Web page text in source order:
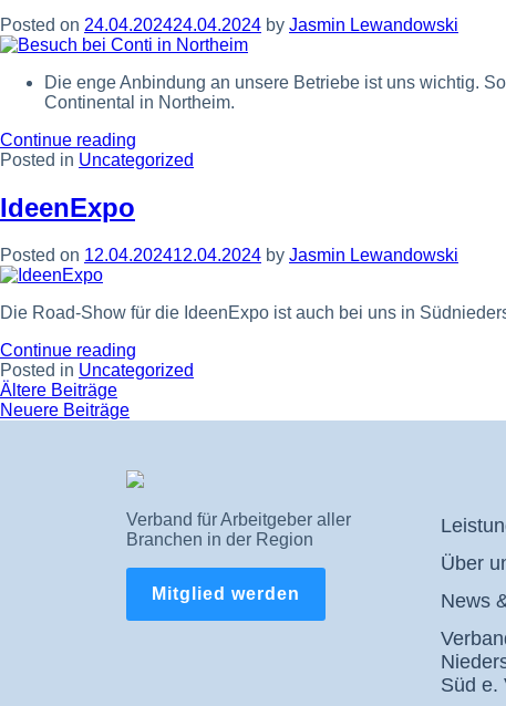
Entrepreneurship
der
Posted on 24.04.202424.04.2024 by Jasmin Lewandowski
Die enge Anbindung an unsere Betriebe ist uns wichtig.
Continental in Northeim.
Continue reading
bei
Posted in Uncategorized
IdeenExpo
Posted on 12.04.202412.04.2024 by Jasmin Lewandowski
Die Road-Show für die IdeenExpo ist auch bei uns in
Continue reading
Posted in Uncategorized
Beitragsnavigation
Ältere Beiträge
Neuere Beiträge
Verband für Arbeitgeber aller
Branchen in der Region
Mitglied werden
Über
News
Süd e.